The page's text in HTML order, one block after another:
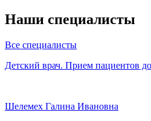
Наши специалисты
Все специалисты
Детский врач. Прием пациентов
Шелемех Галина Ивановна